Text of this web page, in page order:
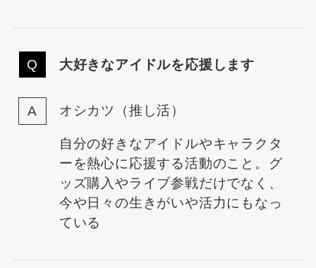
大好きなアイドルを応援します
オシカツ（推し活）
自分の好きなアイドルやキャラクタ
ーを熱心に応援する活動のこと。グ
ッズ購入やライブ参戦だけでなく、
今や日々の生きがいや活力にもなっ
ている